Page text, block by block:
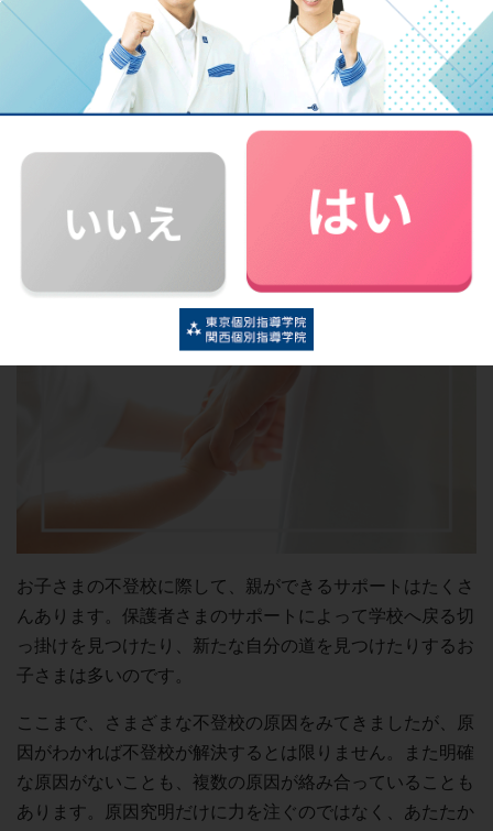
まをサポートしてあげることが大切です。
※2 参考：文部科学省委託事業 不登校の要因分析に関する調査研究 報
告書｜文部科学省
不登校の子どもを支える親の対応とサ
お子さまの不登校に際して、親ができるサポートはたくさ
んあります。保護者さまのサポートによって学校へ戻る切
っ掛けを見つけたり、新たな自分の道を見つけたりするお
子さまは多いのです。
ここまで、さまざまな不登校の原因をみてきましたが、原
因がわかれば不登校が解決するとは限りません。また明確
な原因がないことも、複数の原因が絡み合っていることも
あります。原因究明だけに力を注ぐのではなく、あたたか